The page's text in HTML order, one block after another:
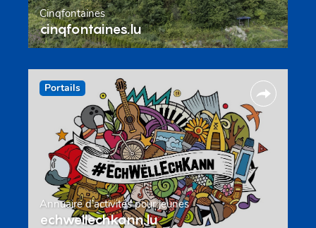
Cinqfontaines
cinqfontaines.lu
Portails
Annuaire d’activités pour jeunes
echwellechkann.lu